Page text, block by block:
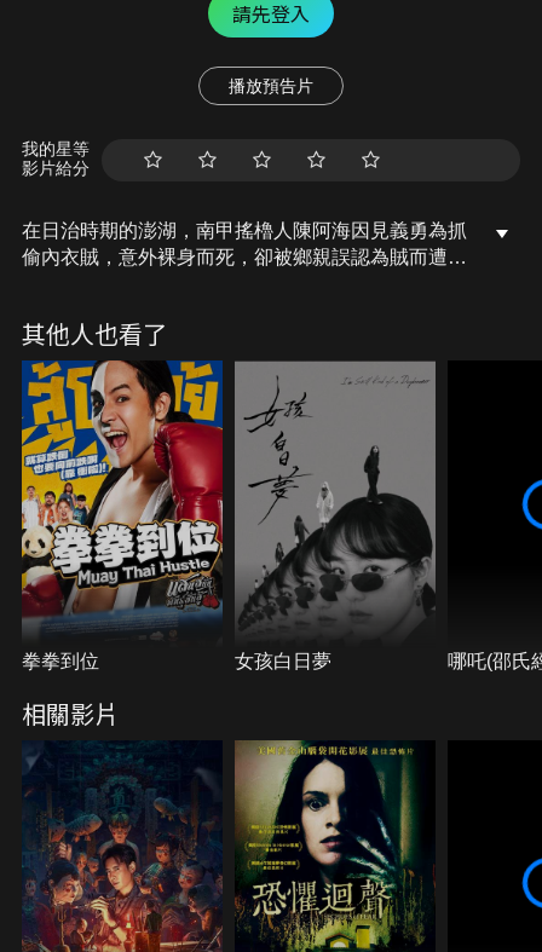
請先登入
播放預告片
我的星等
影片給分
在日治時期的澎湖，南甲搖櫓人陳阿海因見義勇為抓
偷內衣賊，意外裸身而死，卻被鄉親誤認為賊而遭族
印，阿海的冤魂纒上能看見他的坤松，並希望能解開
自己的冤屈。最終，眾人齊心協力，幫助阿海釋怨投
胎，也順利傳承小法文化。
其他人也看了
拳拳到位 女孩白日夢 哪吒(邵氏
相關影片